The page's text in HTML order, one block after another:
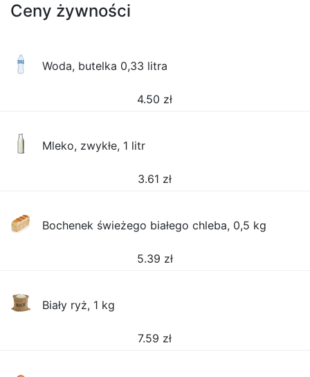
Ceny żywności
Woda, butelka 0,33 litra
4.50 zł
Mleko, zwykłe, 1 litr
3.61 zł
Bochenek świeżego białego chleba, 0,5 kg
5.39 zł
Biały ryż, 1 kg
7.59 zł